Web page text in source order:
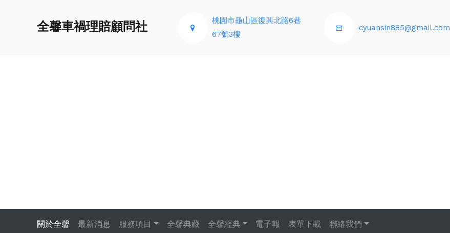
全馨車禍理賠顧問社
桃園市龜山區復興北路6巷
67號3樓
cyuansin885@gmail.com
關於全馨 最新消息 服務項目 全馨典藏 全馨經典 電子報 表單下載 聯絡我們